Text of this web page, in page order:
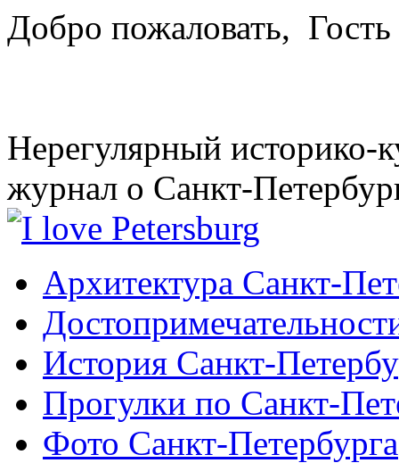
Добро пожаловать, Гость
Нерегулярный историко-
журнал о Санкт-
Архитектура Санкт-
История Санкт-
Прогулки по Санкт-
Фото Санкт-Петербурга